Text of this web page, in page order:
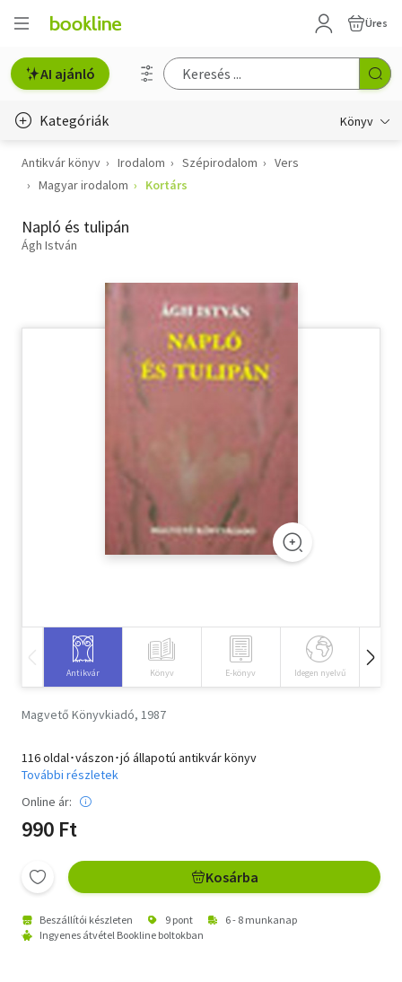
Üres
AI ajánló
Kategóriák Könyv
Életmód, egészség
Gyermek- és ifjúsági
Hobbi, szabadidő
Tankönyv, segédkönyv
Természettudomány
Vallás
Antikvár könyv Irodalom Szépirodalom
Vers
Magyar irodalom
Kortárs
Napló és tulipán
Ágh István
Antikvár Könyv E-könyv Idegen nyelvű
Magvető Könyvkiadó, 1987
116 oldal･vászon･jó állapotú antikvár könyv
További részletek
Online ár:
990 Ft
Kosárba
Beszállítói készleten 9 pont
6 - 8 munkanap
Ingyenes átvétel Bookline boltokban